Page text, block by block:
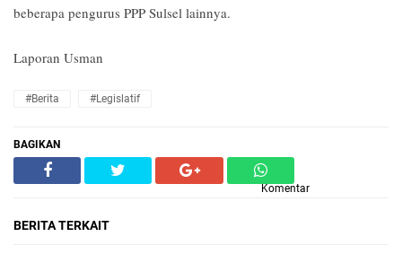
beberapa pengurus PPP Sulsel lainnya.‎
Laporan Usman
#Berita #Legislatif
BAGIKAN
Komentar
BERITA TERKAIT